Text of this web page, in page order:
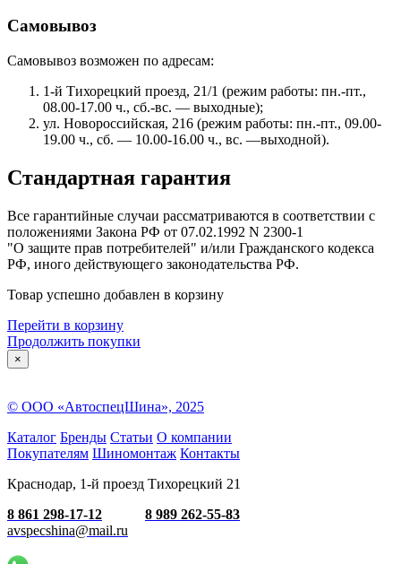
Самовывоз
Самовывоз возможен по адресам:
1-й Тихорецкий проезд, 21/1 (режим работы: пн.-пт.,
08.00-17.00 ч., сб.-вс. — выходные);
ул. Новороссийская, 216 (режим работы: пн.-пт., 09.00-
19.00 ч., сб. — 10.00-16.00 ч., вс. —выходной).
Стандартная гарантия
Все гарантийные случаи рассматриваются в соответствии с
положениями Закона РФ от 07.02.1992 N 2300-1
"О защите прав потребителей" и/или Гражданского кодекса
РФ, иного действующего законодательства РФ.
Товар успешно добавлен в корзину
Перейти в корзину
Продолжить покупки
×
© ООО «АвтоспецШина», 2025
Каталог Бренды Статьи О компании
Покупателям Шиномонтаж Контакты
Краснодар, 1-й проезд Тихорецкий 21
8 861 298-17-12
8 989 262-55-83
avspecshina@mail.ru